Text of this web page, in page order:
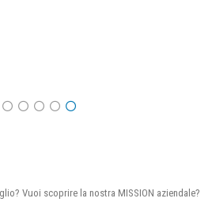
Vuoi scoprire la nostra MISSION aziendale?